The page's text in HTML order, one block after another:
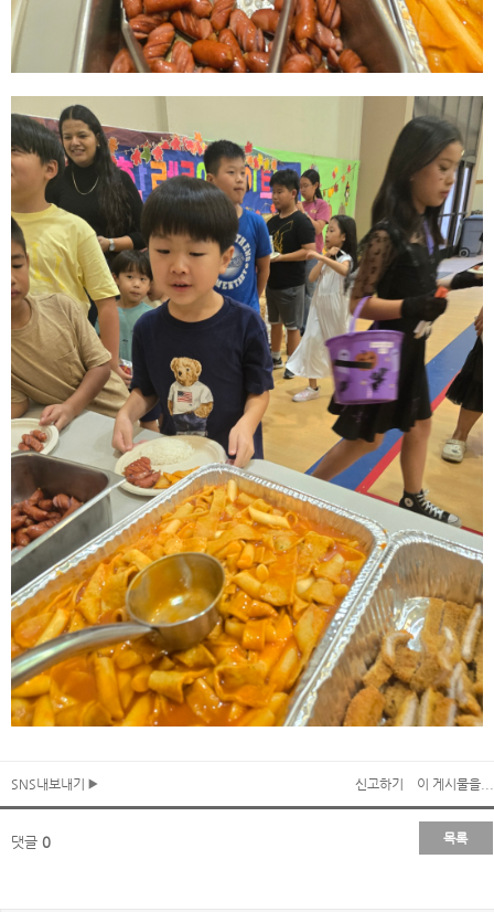
SNS내보내기 신고하기 이 게시물을...
댓글 0 목록